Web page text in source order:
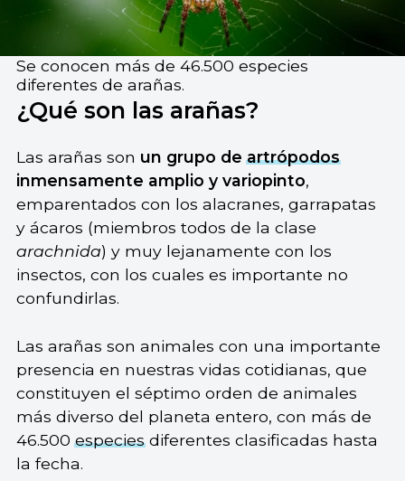
Se conocen más de 46.500 especies
diferentes de arañas.
¿Qué son las arañas?
Las arañas son un grupo deartrópodos
inmensamente amplio y variopinto,
emparentados con los alacranes, garrapatas
y ácaros (miembros todos de la clase
arachnida) y muy lejanamente con los
insectos, con los cuales es importante no
confundirlas.
Las arañas son animales con una importante
presencia en nuestras vidas cotidianas, que
constituyen el séptimo orden de animales
más diverso del planeta entero, con más de
46.500especiesdiferentes clasificadas hasta
la fecha.